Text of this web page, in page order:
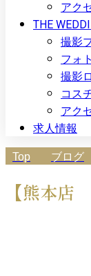
アク
THE
撮影
フォ
撮影
コス
アク
求人情報
Top ブログ
【熊本